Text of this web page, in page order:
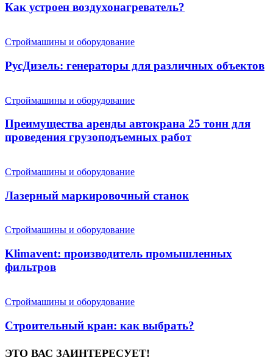
Как устроен воздухонагреватель?
Строймашины и оборудование
РусДизель: генераторы для различных объектов
Строймашины и оборудование
Преимущества аренды автокрана 25 тонн для
проведения грузоподъемных работ
Строймашины и оборудование
Лазерный маркировочный станок
Строймашины и оборудование
Klimavent: производитель промышленных
фильтров
Строймашины и оборудование
Строительный кран: как выбрать?
ЭТО ВАС ЗАИНТЕРЕСУЕТ!